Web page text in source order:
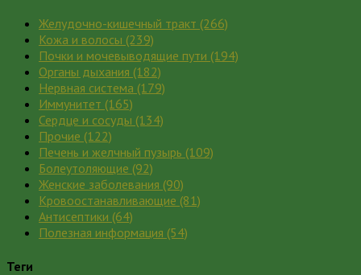
Желудочно-кишечный тракт (266)
Кожа и волосы (239)
Почки и мочевыводящие пути (194)
Органы дыхания (182)
Нервная система (179)
Иммунитет (165)
Сердце и сосуды (134)
Прочие (122)
Печень и желчный пузырь (109)
Болеутоляющие (92)
Женские заболевания (90)
Кровоостанавливающие (81)
Антисептики (64)
Полезная информация (54)
Теги